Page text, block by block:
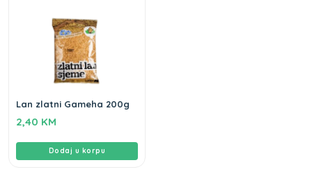
Lan zlatni Gameha 200g
2,40 KM
Dodaj u korpu